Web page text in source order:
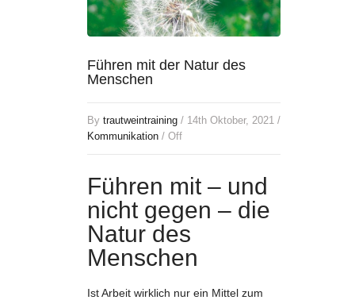
Führen mit der Natur des
Menschen
By trautweintraining / 14th Oktober, 2021 /
Kommunikation / Off
Führen mit – und
nicht gegen – die
Natur des
Menschen
Ist Arbeit wirklich nur ein Mittel zum